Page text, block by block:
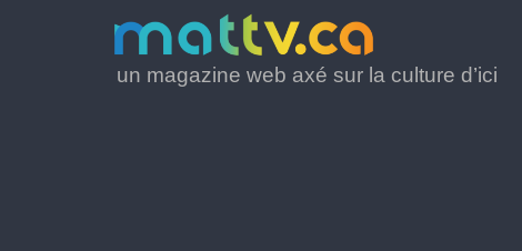
un magazine web axé sur la culture d’ici